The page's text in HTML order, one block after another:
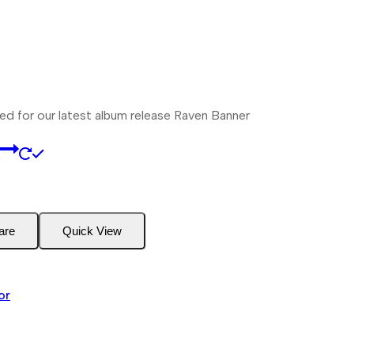
for our latest album release Raven Banner
flera
varianter.
Quick View